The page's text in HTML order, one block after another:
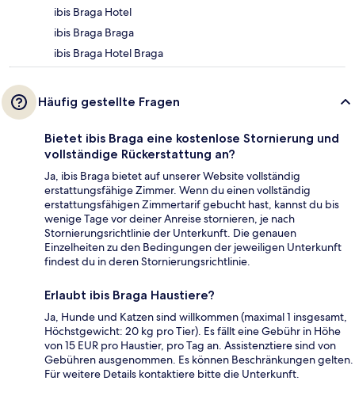
ibis Braga Hotel
ibis Braga Braga
ibis Braga Hotel Braga
Häufig gestellte Fragen
Bietet ibis Braga eine kostenlose Stornierung und
vollständige Rückerstattung an?
Ja, ibis Braga bietet auf unserer Website vollständig
erstattungsfähige Zimmer. Wenn du einen vollständig
erstattungsfähigen Zimmertarif gebucht hast, kannst du bis
wenige Tage vor deiner Anreise stornieren, je nach
Stornierungsrichtlinie der Unterkunft. Die genauen
Einzelheiten zu den Bedingungen der jeweiligen Unterkunft
findest du in deren Stornierungsrichtlinie.
Erlaubt ibis Braga Haustiere?
Ja, Hunde und Katzen sind willkommen (maximal 1 insgesamt,
Höchstgewicht: 20 kg pro Tier). Es fällt eine Gebühr in Höhe
von 15 EUR pro Haustier, pro Tag an. Assistenztiere sind von
Gebühren ausgenommen. Es können Beschränkungen gelten.
Für weitere Details kontaktiere bitte die Unterkunft.